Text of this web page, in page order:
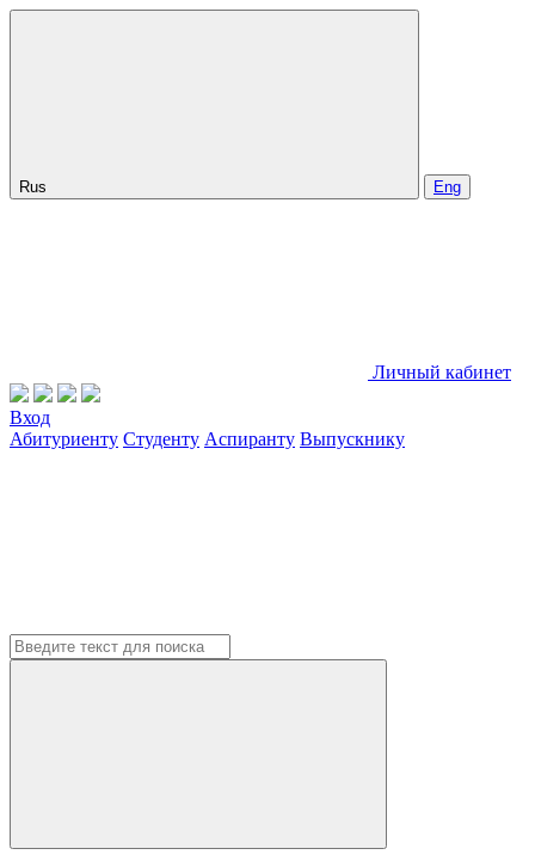
Rus Eng
Личный кабинет
Вход
Абитуриенту Студенту Аспиранту Выпускнику